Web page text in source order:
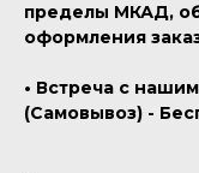
пределы МКАД,
оформления
• Встреча с
(Самовывоз) -